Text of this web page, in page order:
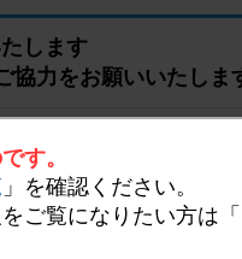
します
協力をお願いいたし
す。
」を確認ください。
ご覧になりたい方は「
は、お客さまが高速道路を
を夜間閉鎖いたします。